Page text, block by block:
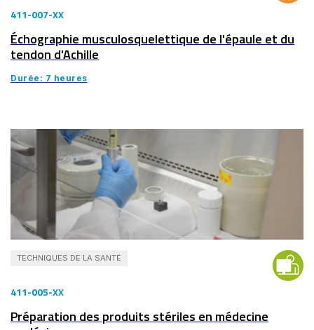
411-007-XX
Échographie musculosquelettique de l'épaule et du
tendon d'Achille
Durée: 7 heures
TECHNIQUES DE LA SANTÉ
411-005-XX
Préparation des produits stériles en médecine